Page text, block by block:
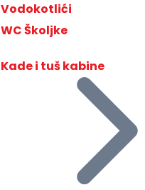
Vodokotlići
WC Školjke
Kade i tuš kabine